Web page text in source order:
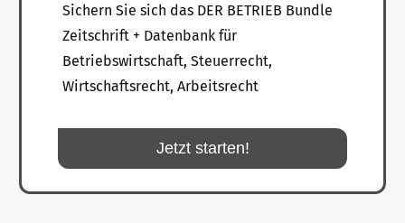
Sichern Sie sich das DER BETRIEB Bundle
Zeitschrift + Datenbank für
Betriebswirtschaft, Steuerrecht,
Wirtschaftsrecht, Arbeitsrecht
Jetzt starten!